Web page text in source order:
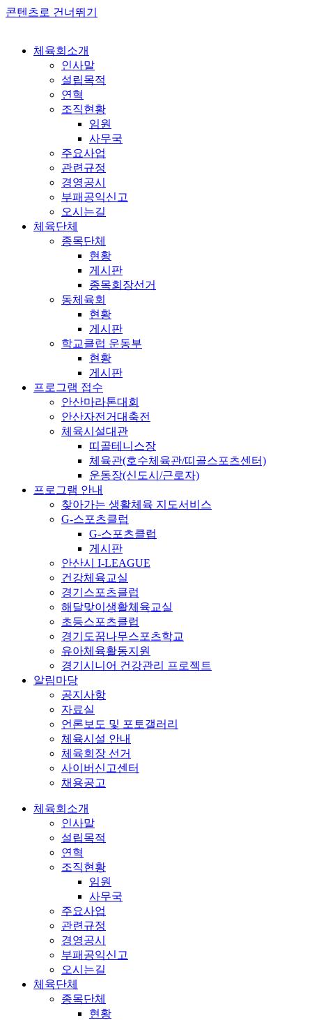
콘텐츠로 건너뛰기
체육회소개
인사말
설립목적
연혁
조직현황
임원
사무국
주요사업
관련규정
경영공시
부패공익신고
오시는길
체육단체
종목단체
현황
게시판
종목회장선거
동체육회
현황
게시판
학교클럽 운동부
현황
게시판
프로그램 접수
안산마라톤대회
안산자전거대축전
체육시설대관
띠골테니스장
체육관(호수체육관/띠골스포츠센터)
운동장(신도시/근로자)
프로그램 안내
찾아가는 생활체육 지도서비스
G-스포츠클럽
G-스포츠클럽
게시판
안산시 I-LEAGUE
건강체육교실
경기스포츠클럽
해달맞이생활체육교실
초등스포츠클럽
경기도꿈나무스포츠학교
유아체육활동지원
경기시니어 건강관리 프로젝트
알림마당
공지사항
자료실
언론보도 및 포토갤러리
체육시설 안내
체육회장 선거
사이버신고센터
채용공고
체육회소개
인사말
설립목적
연혁
조직현황
임원
사무국
주요사업
관련규정
경영공시
부패공익신고
오시는길
체육단체
종목단체
현황